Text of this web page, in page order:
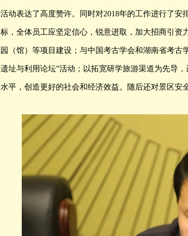
活动表达了高度赞许。同时对2018年的工作进行了安
标，全体员工应坚定信心，锐意进取，加大招商引资
园（馆）等项目建设；与中国考古学会和湖南省考古
遗址与利用论坛”活动；以拓宽研学旅游渠道为先导
水平，创造更好的社会和经济效益。随后还对景区安